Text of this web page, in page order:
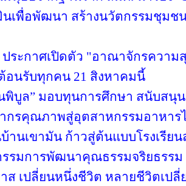
นเพื่อพัฒนา สร้างนวัตกรรมชุมช
ประกาศเปิดตัว "อาณาจักรควา
อนรับทุกคน 21 สิงหาคมนี้
บูล” มอบทุนการศึกษา สนับสนุ
กรคุณภาพสู่อุตสาหกรรมอาหาร
บ้านเขามัน ก้าวสู่ต้นแบบโรงเรีย
รมการพัฒนาคุณธรรมจริยธรรม
ส เปลี่ยนหนึ่งชีวิต หลายชีวิตเปลี่